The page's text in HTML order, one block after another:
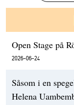
Open Stage på
2026-06-24
Såsom i en
Helena